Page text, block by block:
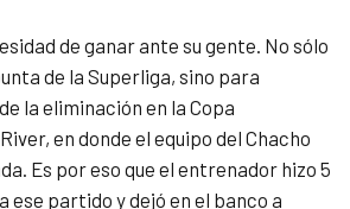
de ganar ante su gente. No sólo
de la Superliga, sino para
la eliminación en la Copa
en donde el equipo del Chacho
Es por eso que el entrenador hizo 5
ese partido y dejó en el banco a